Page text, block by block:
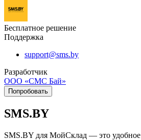
Бесплатное решение
Поддержка
support@sms.by
Разработчик
ООО «СМС Бай»
Попробовать
SMS.BY
SMS.BY для МойСклад — это